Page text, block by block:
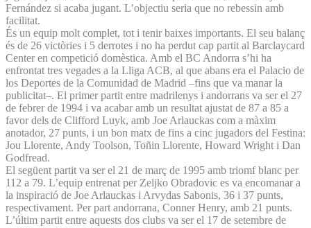
Fernández si acaba jugant. L’objectiu seria que no rebessin amb
facilitat.
És un equip molt complet, tot i tenir baixes importants. El seu balanç
és de 26 victòries i 5 derrotes i no ha perdut cap partit al Barclaycard
Center en competició domèstica. Amb el BC Andorra s’hi ha
enfrontat tres vegades a la Lliga ACB, al que abans era el Palacio de
los Deportes de la Comunidad de Madrid –fins que va manar la
publicitat–. El primer partit entre madrilenys i andorrans va ser el 27
de febrer de 1994 i va acabar amb un resultat ajustat de 87 a 85 a
favor dels de Clifford Luyk, amb Joe Arlauckas com a màxim
anotador, 27 punts, i un bon matx de fins a cinc jugadors del Festina:
Jou Llorente, Andy Toolson, Toñin Llorente, Howard Wright i Dan
Godfread.
El següent partit va ser el 21 de març de 1995 amb triomf blanc per
112 a 79. L’equip entrenat per Zeljko Obradovic es va encomanar a
la inspiració de Joe Arlauckas i Arvydas Sabonis, 36 i 37 punts,
respectivament. Per part andorrana, Conner Henry, amb 21 punts.
L’últim partit entre aquests dos clubs va ser el 17 de setembre de